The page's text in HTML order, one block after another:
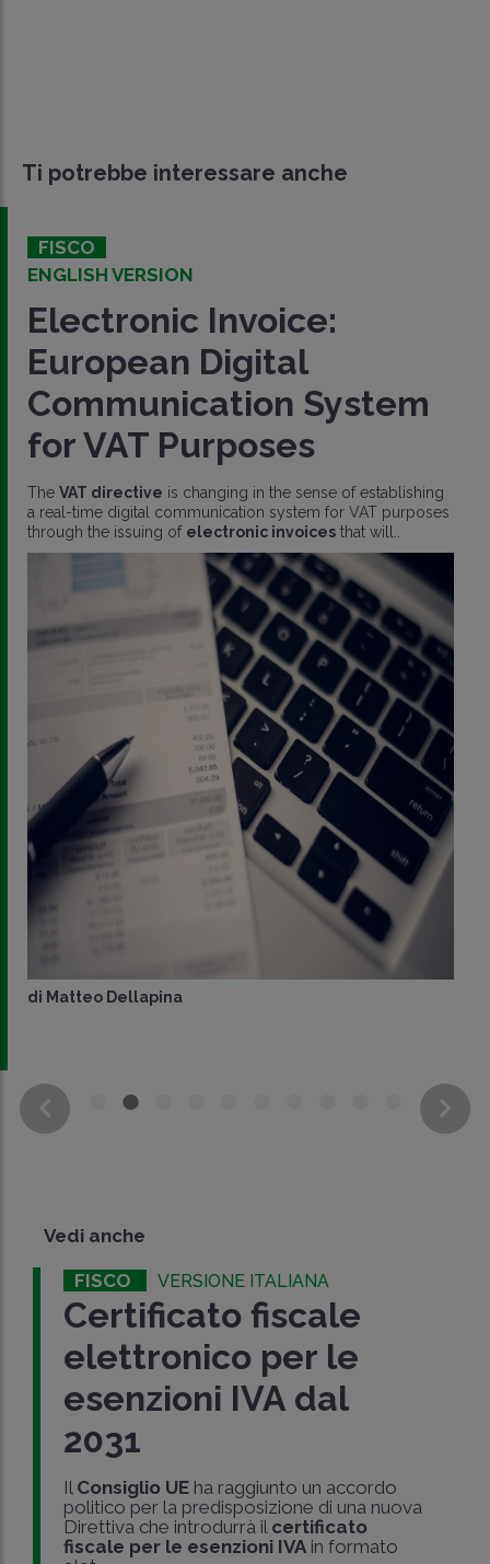
Ti potrebbe interessare anche
FISCO
ENGLISH VERSION
Electronic Invoice:
European Digital
Communication System
for VAT Purposes
The VAT directive is changing in the sense of establishing
a real-time digital communication system for VAT purposes
through the issuing of electronic invoices that will..
di Matteo Dellapina
Vedi anche
FISCO VERSIONE ITALIANA
Certificato fiscale
elettronico per le
esenzioni IVA dal
2031
Il Consiglio UE ha raggiunto un accordo
politico per la predisposizione di una nuova
Direttiva che introdurrà il certificato
fiscale per le esenzioni IVA in formato